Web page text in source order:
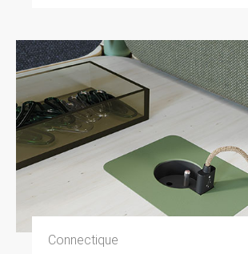
Connectique